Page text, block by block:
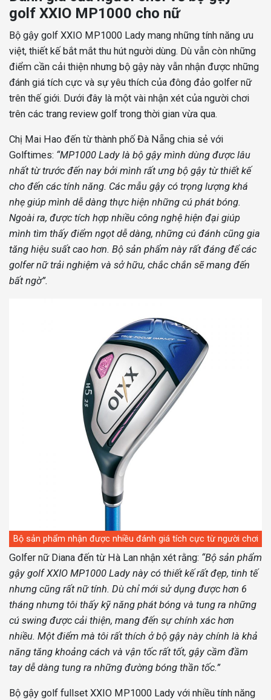
golf XXIO MP1000 cho nữ
Bộ gậy golf XXIO MP1000 Lady mang những tính năng ưu
việt, thiết kế bắt mắt thu hút người dùng. Dù vẫn còn những
điểm cần cải thiện nhưng bộ gậy này vẫn nhận được những
đánh giá tích cực và sự yêu thích của đông đảo golfer nữ
trên thế giới. Dưới đây là một vài nhận xét của người chơi
trên các trang review golf trong thời gian vừa qua.
Chị Mai Hao đến từ thành phố Đà Nẵng chia sẻ với
Golftimes: “MP1000 Lady là bộ gậy mình dùng được lâu
nhất từ trước đến nay bởi mình rất ưng bộ gậy từ thiết kế
cho đến các tính năng. Các mẫu gậy có trọng lượng khá
nhẹ giúp mình dễ dàng thực hiện những cú phát bóng.
Ngoài ra, được tích hợp nhiều công nghệ hiện đại giúp
mình tìm thấy điểm ngọt dễ dàng, những cú đánh cũng gia
tăng hiệu suất cao hơn. Bộ sản phẩm này rất đáng để các
golfer nữ trải nghiệm và sở hữu, chắc chắn sẽ mang đến
bất ngờ”.
Bộ sản phẩm nhận được nhiều đánh giá tích cực từ người chơi
Golfer nữ Diana đến từ Hà Lan nhận xét rằng: “Bộ sản phẩm
gậy golf XXIO MP1000 Lady này có thiết kế rất đẹp, tinh tế
nhưng cũng rất nữ tính. Dù chỉ mới sử dụng được hơn 6
tháng nhưng tôi thấy kỹ năng phát bóng và tung ra những
cú swing được cải thiện, mang đến sự chính xác hơn
nhiều. Một điểm mà tôi rất thích ở bộ gậy này chính là khả
năng tăng khoảng cách và vận tốc rất tốt, gậy cầm đầm
tay dễ dàng tung ra những đường bóng thần tốc.”
Bộ gậy golf fullset XXIO MP1000 Lady với nhiều tính năng